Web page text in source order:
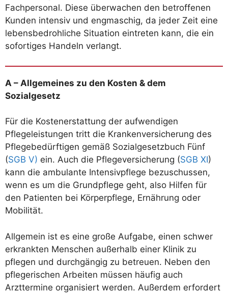
Fachpersonal. Diese überwachen den betroffenen
Kunden intensiv und engmaschig, da jeder Zeit eine
lebensbedrohliche Situation eintreten kann, die ein
sofortiges Handeln verlangt.
A – Allgemeines zu den Kosten & dem
Sozialgesetz
Für die Kostenerstattung der aufwendigen
Pflegeleistungen tritt die Krankenversicherung des
Pflegebedürftigen gemäß Sozialgesetzbuch Fünf
(SGB V) ein. Auch die Pflegeversicherung (SGB XI)
kann die ambulante Intensivpflege bezuschussen,
wenn es um die Grundpflege geht, also Hilfen für
den Patienten bei Körperpflege, Ernährung oder
Mobilität.
Allgemein ist es eine große Aufgabe, einen schwer
erkrankten Menschen außerhalb einer Klinik zu
pflegen und durchgängig zu betreuen. Neben den
pflegerischen Arbeiten müssen häufig auch
Arzttermine organisiert werden. Außerdem erfordert